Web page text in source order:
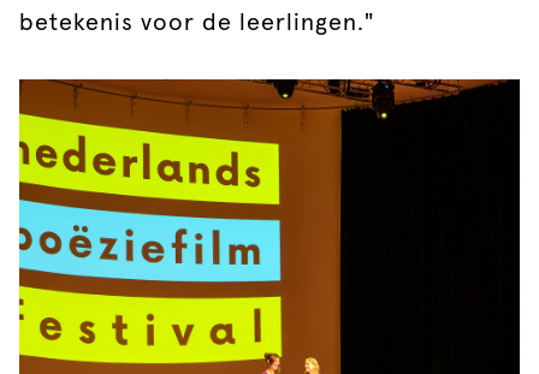
betekenis voor de leerlingen."